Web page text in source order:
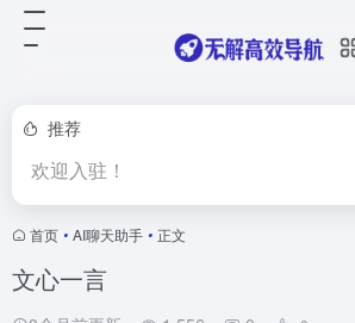
推荐
欢迎入驻！
首页 • AI聊天助手 • 正文
文心一言